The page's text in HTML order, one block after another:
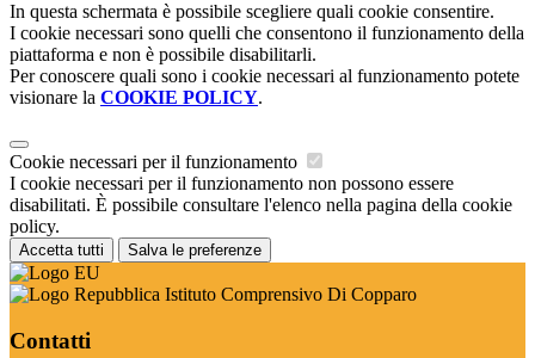
In questa schermata è possibile scegliere quali cookie consentire.
I cookie necessari sono quelli che consentono il funzionamento della
piattaforma e non è possibile disabilitarli.
Per conoscere quali sono i cookie necessari al funzionamento potete
visionare la COOKIE POLICY.
Cookie necessari per il funzionamento
I cookie necessari per il funzionamento non possono essere
disabilitati. È possibile consultare l'elenco nella pagina della cookie
policy.
Accetta tutti Salva le preferenze
Istituto Comprensivo Di Copparo
Contatti